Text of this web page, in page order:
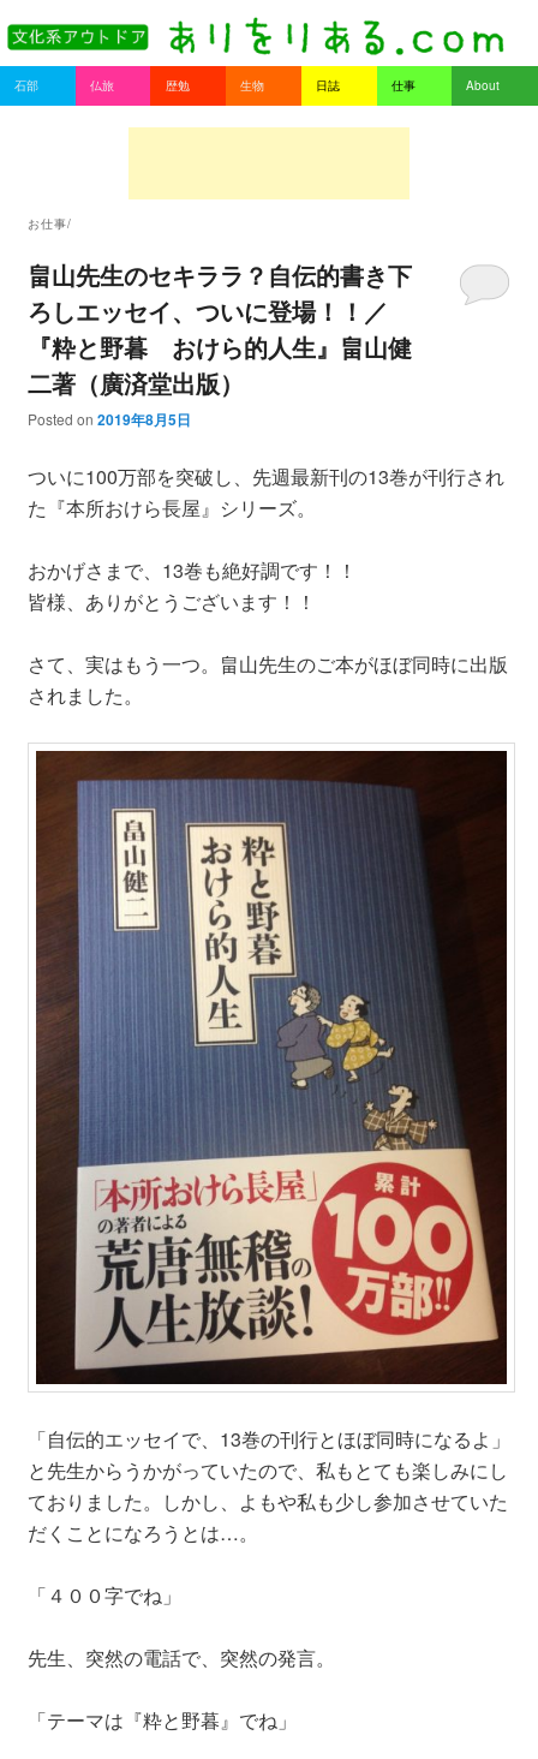
ありをりある.com
Main menu
Skip to primary content
Skip to secondary content
石部 仏旅 歴勉 生物 日誌 仕事 About
お仕事/
畠山先生のセキララ？自伝的書き下
ろしエッセイ、ついに登場！！／
『粋と野暮 おけら的人生』畠山健
二著（廣済堂出版）
Posted on 2019年8月5日
ついに100万部を突破し、先週最新刊の13巻が刊行され
た『本所おけら長屋』シリーズ。
おかげさまで、13巻も絶好調です！！
皆様、ありがとうございます！！
さて、実はもう一つ。畠山先生のご本がほぼ同時に出版
されました。
「自伝的エッセイで、13巻の刊行とほぼ同時になるよ」
と先生からうかがっていたので、私もとても楽しみにし
ておりました。しかし、よもや私も少し参加させていた
だくことになろうとは…。
「４００字でね」
先生、突然の電話で、突然の発言。
「テーマは『粋と野暮』でね」